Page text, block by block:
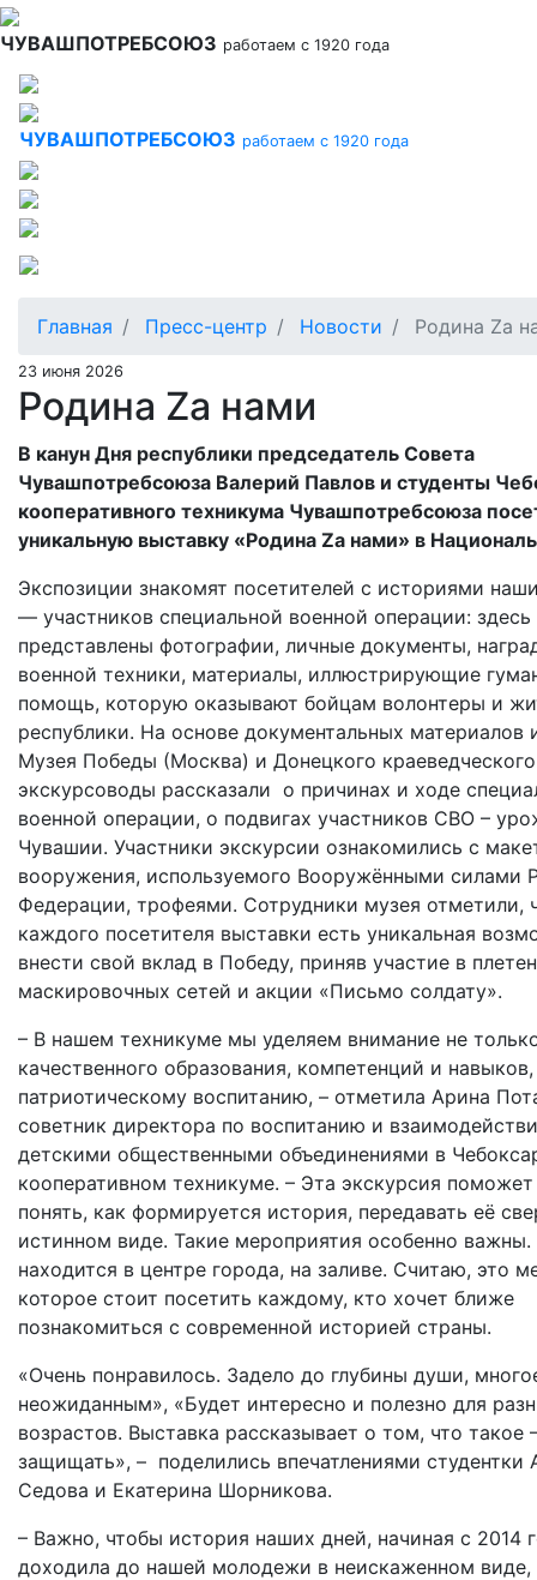
Перейти
к
основному
содержанию
ЧУВАШПОТРЕБСОЮЗ работаем с 1920 года
ЧУВАШПОТРЕБСОЮЗ работаем с 1920 года
Главная Пресс-центр Новости Родина Zа
23 июня 2026
Родина Zа нами
В канун Дня республики председатель Совета
Чувашпотребсоюза Валерий Павлов и студенты
кооперативного техникума Чувашпотребсоюза
уникальную выставку «Родина Zа нами» в
Экспозиции знакомят посетителей с историями
— участников специальной военной операции: здесь
представлены фотографии, личные документы,
военной техники, материалы, иллюстрирующие
помощь, которую оказывают бойцам волонтеры и
республики. На основе документальных материалов
Музея Победы (Москва) и Донецкого
экскурсоводы рассказали о причинах и ходе
военной операции, о подвигах участников СВО –
Чувашии. Участники экскурсии ознакомились с
вооружения, используемого Вооружёнными силами
Федерации, трофеями. Сотрудники музея отметили,
каждого посетителя выставки есть уникальная
внести свой вклад в Победу, приняв участие в
маскировочных сетей и акции «Письмо солдату».
– В нашем техникуме мы уделяем внимание не
качественного образования, компетенций и
патриотическому воспитанию, – отметила Арина
советник директора по воспитанию и
детскими общественными объединениями в
кооперативном техникуме. – Эта экскурсия
понять, как формируется история, передавать её
истинном виде. Такие мероприятия особенно важны.
находится в центре города, на заливе. Считаю, это
которое стоит посетить каждому, кто хочет ближе
познакомиться с современной историей страны.
«Очень понравилось. Задело до глубины души,
неожиданным», «Будет интересно и полезно для
возрастов. Выставка рассказывает о том, что такое
защищать», – поделились впечатлениями студентки
Седова и Екатерина Шорникова.
– Важно, чтобы история наших дней, начиная с 2014
доходила до нашей молодежи в неискаженном виде,